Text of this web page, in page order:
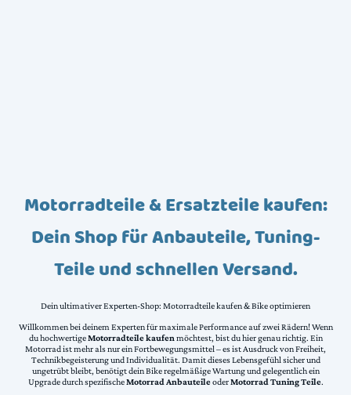
Motorradteile & Ersatzteile kaufen:
Dein Shop für Anbauteile, Tuning-
Teile und schnellen Versand.
Dein ultimativer Experten-Shop: Motorradteile kaufen & Bike optimieren
Willkommen bei deinem Experten für maximale Performance auf zwei Rädern! Wenn
du hochwertigeMotorradteile kaufen möchtest, bist du hier genau richtig. Ein
Motorrad ist mehr als nur ein Fortbewegungsmittel – es ist Ausdruck von Freiheit,
Technikbegeisterung und Individualität. Damit dieses Lebensgefühl sicher und
ungetrübt bleibt, benötigt dein Bike regelmäßige Wartung und gelegentlich ein
Upgrade durch spezifischeMotorrad AnbauteileoderMotorrad Tuning Teile.